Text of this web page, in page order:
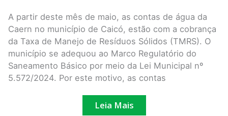
A partir deste mês de maio, as contas de água da
Caern no município de Caicó, estão com a cobrança
da Taxa de Manejo de Resíduos Sólidos (TMRS). O
município se adequou ao Marco Regulatório do
Saneamento Básico por meio da Lei Municipal nº
5.572/2024. Por este motivo, as contas
Leia Mais